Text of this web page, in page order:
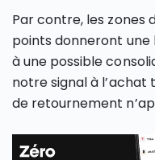
Par contre, les zones
points donneront
à une possible
notre signal à l’achat
de retournement